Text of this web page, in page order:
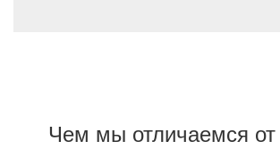
Чем мы отличаемся от